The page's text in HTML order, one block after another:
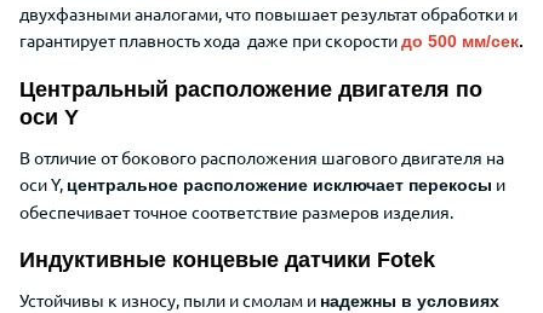
двухфазными аналогами, что повышает результат обработки и
гарантирует плавность хода даже при скоростидо 500 мм/сек.
Центральный расположение двигателя по
оси Y
В отличие от бокового расположения шагового двигателя на
оси Y, центральное расположение исключает перекосы и
обеспечивает точное соответствие размеров изделия.
Индуктивные концевые датчики Fotek
Устойчивы к износу, пыли и смолам и надежны в условиях